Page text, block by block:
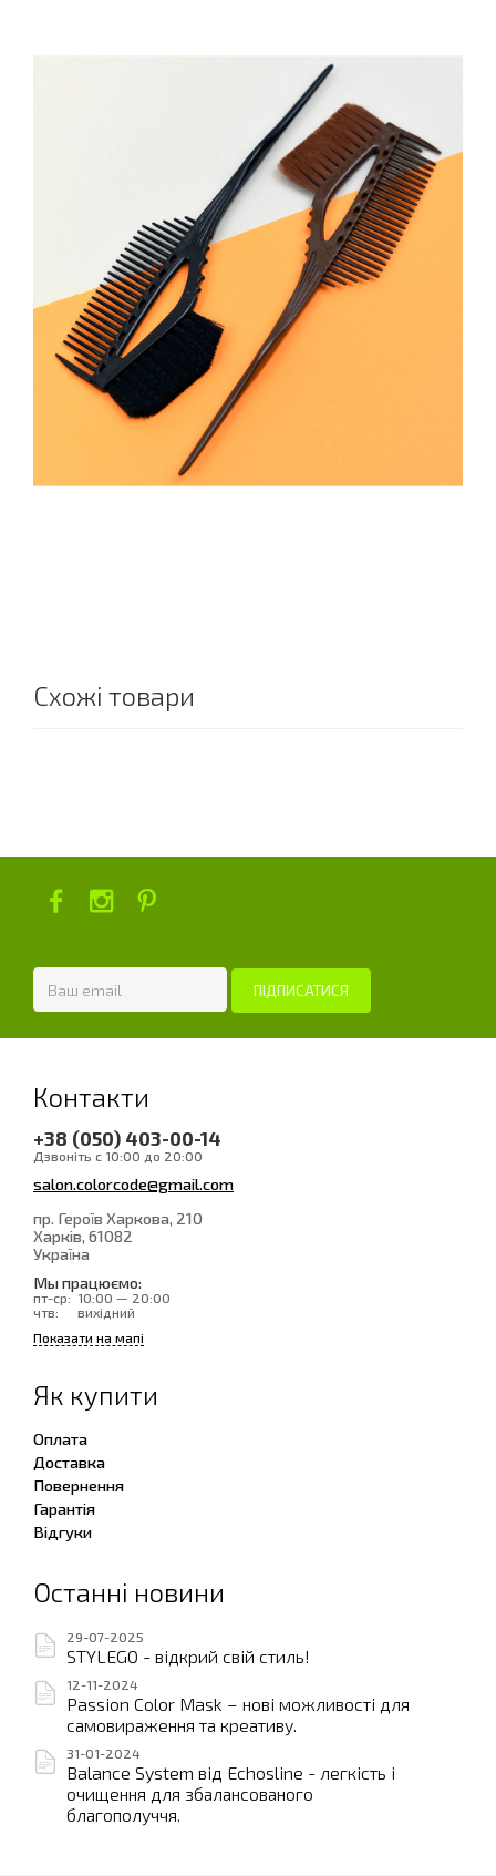
Схожі товари
Контакти
+38 (050) 403-00-14
Дзвоніть с 10:00 до 20:00
salon.colorcode@gmail.com
пр. Героїв Харкова, 210
Харків, 61082
Україна
Мы працюємо:
пт-ср: 10:00 — 20:00
чтв:
вихідний
Показати на мапі
Як купити
Оплата
Доставка
Повернення
Гарантія
Відгуки
Останні новини
29-07-2025
STYLEGO - відкрий свій стиль!
12-11-2024
Passion Color Mask – нові можливості для
самовираження та креативу.
31-01-2024
Balance System від Echosline - легкість і
очищення для збалансованого
благополуччя.